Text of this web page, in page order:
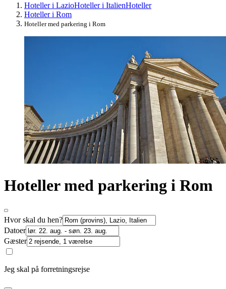
Hoteller i LazioHoteller i ItalienHoteller
Hoteller i Rom
Hoteller med parkering i Rom
Hoteller med parkering i Rom
Hvor skal du hen?
Datoer
Gæster
Jeg skal på forretningsrejse